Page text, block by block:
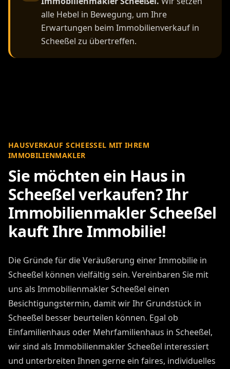
alle Hebel in Bewegung, um Ihre
Erwartungen beim Immobilienverkauf in
Scheeßel zu übertreffen.
HAUSVERKAUF SCHEESSEL MIT IHREM I
MMOBILIENMAKLER
Sie möchten ein Haus in
Scheeßel verkaufen? Ihr
Immobilienmakler Scheeßel
kauft Ihre Immobilie!
Die Gründe für die Veräußerung einer Immobilie in
Scheeßel können vielfältig sein. Vereinbaren Sie mit
uns als Immobilienmakler Scheeßel einen
Besichtigungstermin, damit wir Ihr Grundstück in
Scheeßel besser beurteilen können. Egal ob
Einfamilienhaus oder Mehrfamilienhaus in Scheeßel,
wir sind als Immobilienmakler Scheeßel interessiert
und unterbreiten Ihnen gerne ein faires, individuelles